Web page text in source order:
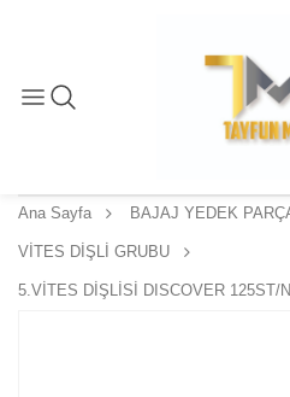
Ana Sayfa BAJAJ YEDEK
VİTES DİŞLİ GRUBU
5.VİTES DİŞLİSİ DISCOVER 125ST/